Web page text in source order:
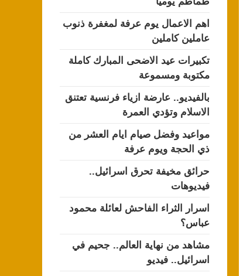
اهم الاعمال يوم عرفة لمغفرة ذنوب
عاملين كاملين
تكبيرات عيد الاضحى المبارك كاملة
مكتوبة ومسموعة
بالفيديو.. عارضة ازياء فرنسية تعتنق
الاسلام وتؤدي العمرة
مواعيد وفضل صيام ايام العشر من
ذي الحجة ويوم عرفة
حرائق مخيفة تحرق اسرائيل..
فيديوهات
اسرار الثراء الفاحش لعائلة محمود
عباس؟
مشاهد من نهاية العالم.. جحيم في
اسرائيل.. فيديو